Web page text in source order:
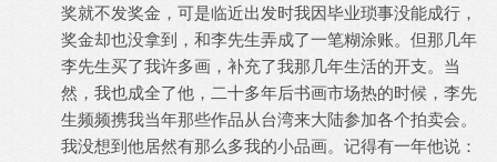
奖就不发奖金，可是临近出发时我因毕业琐事没能成行，
奖金却也没拿到，和李先生弄成了一笔糊涂账。但那几年
李先生买了我许多画，补充了我那几年生活的开支。当
然，我也成全了他，二十多年后书画市场热的时候，李先
生频频携我当年那些作品从台湾来大陆参加各个拍卖会。
我没想到他居然有那么多我的小品画。记得有一年他说：